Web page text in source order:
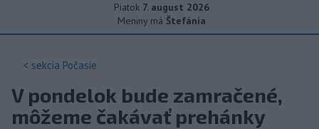
Piatok 7. august 2026
Meniny má Štefánia
< sekcia Počasie
V pondelok bude zamračené,
môžeme čakávať prehánky